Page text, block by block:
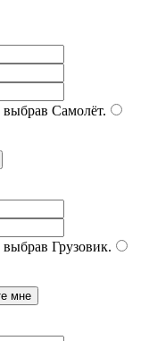
выбрав Самолёт.
выбрав Грузовик.